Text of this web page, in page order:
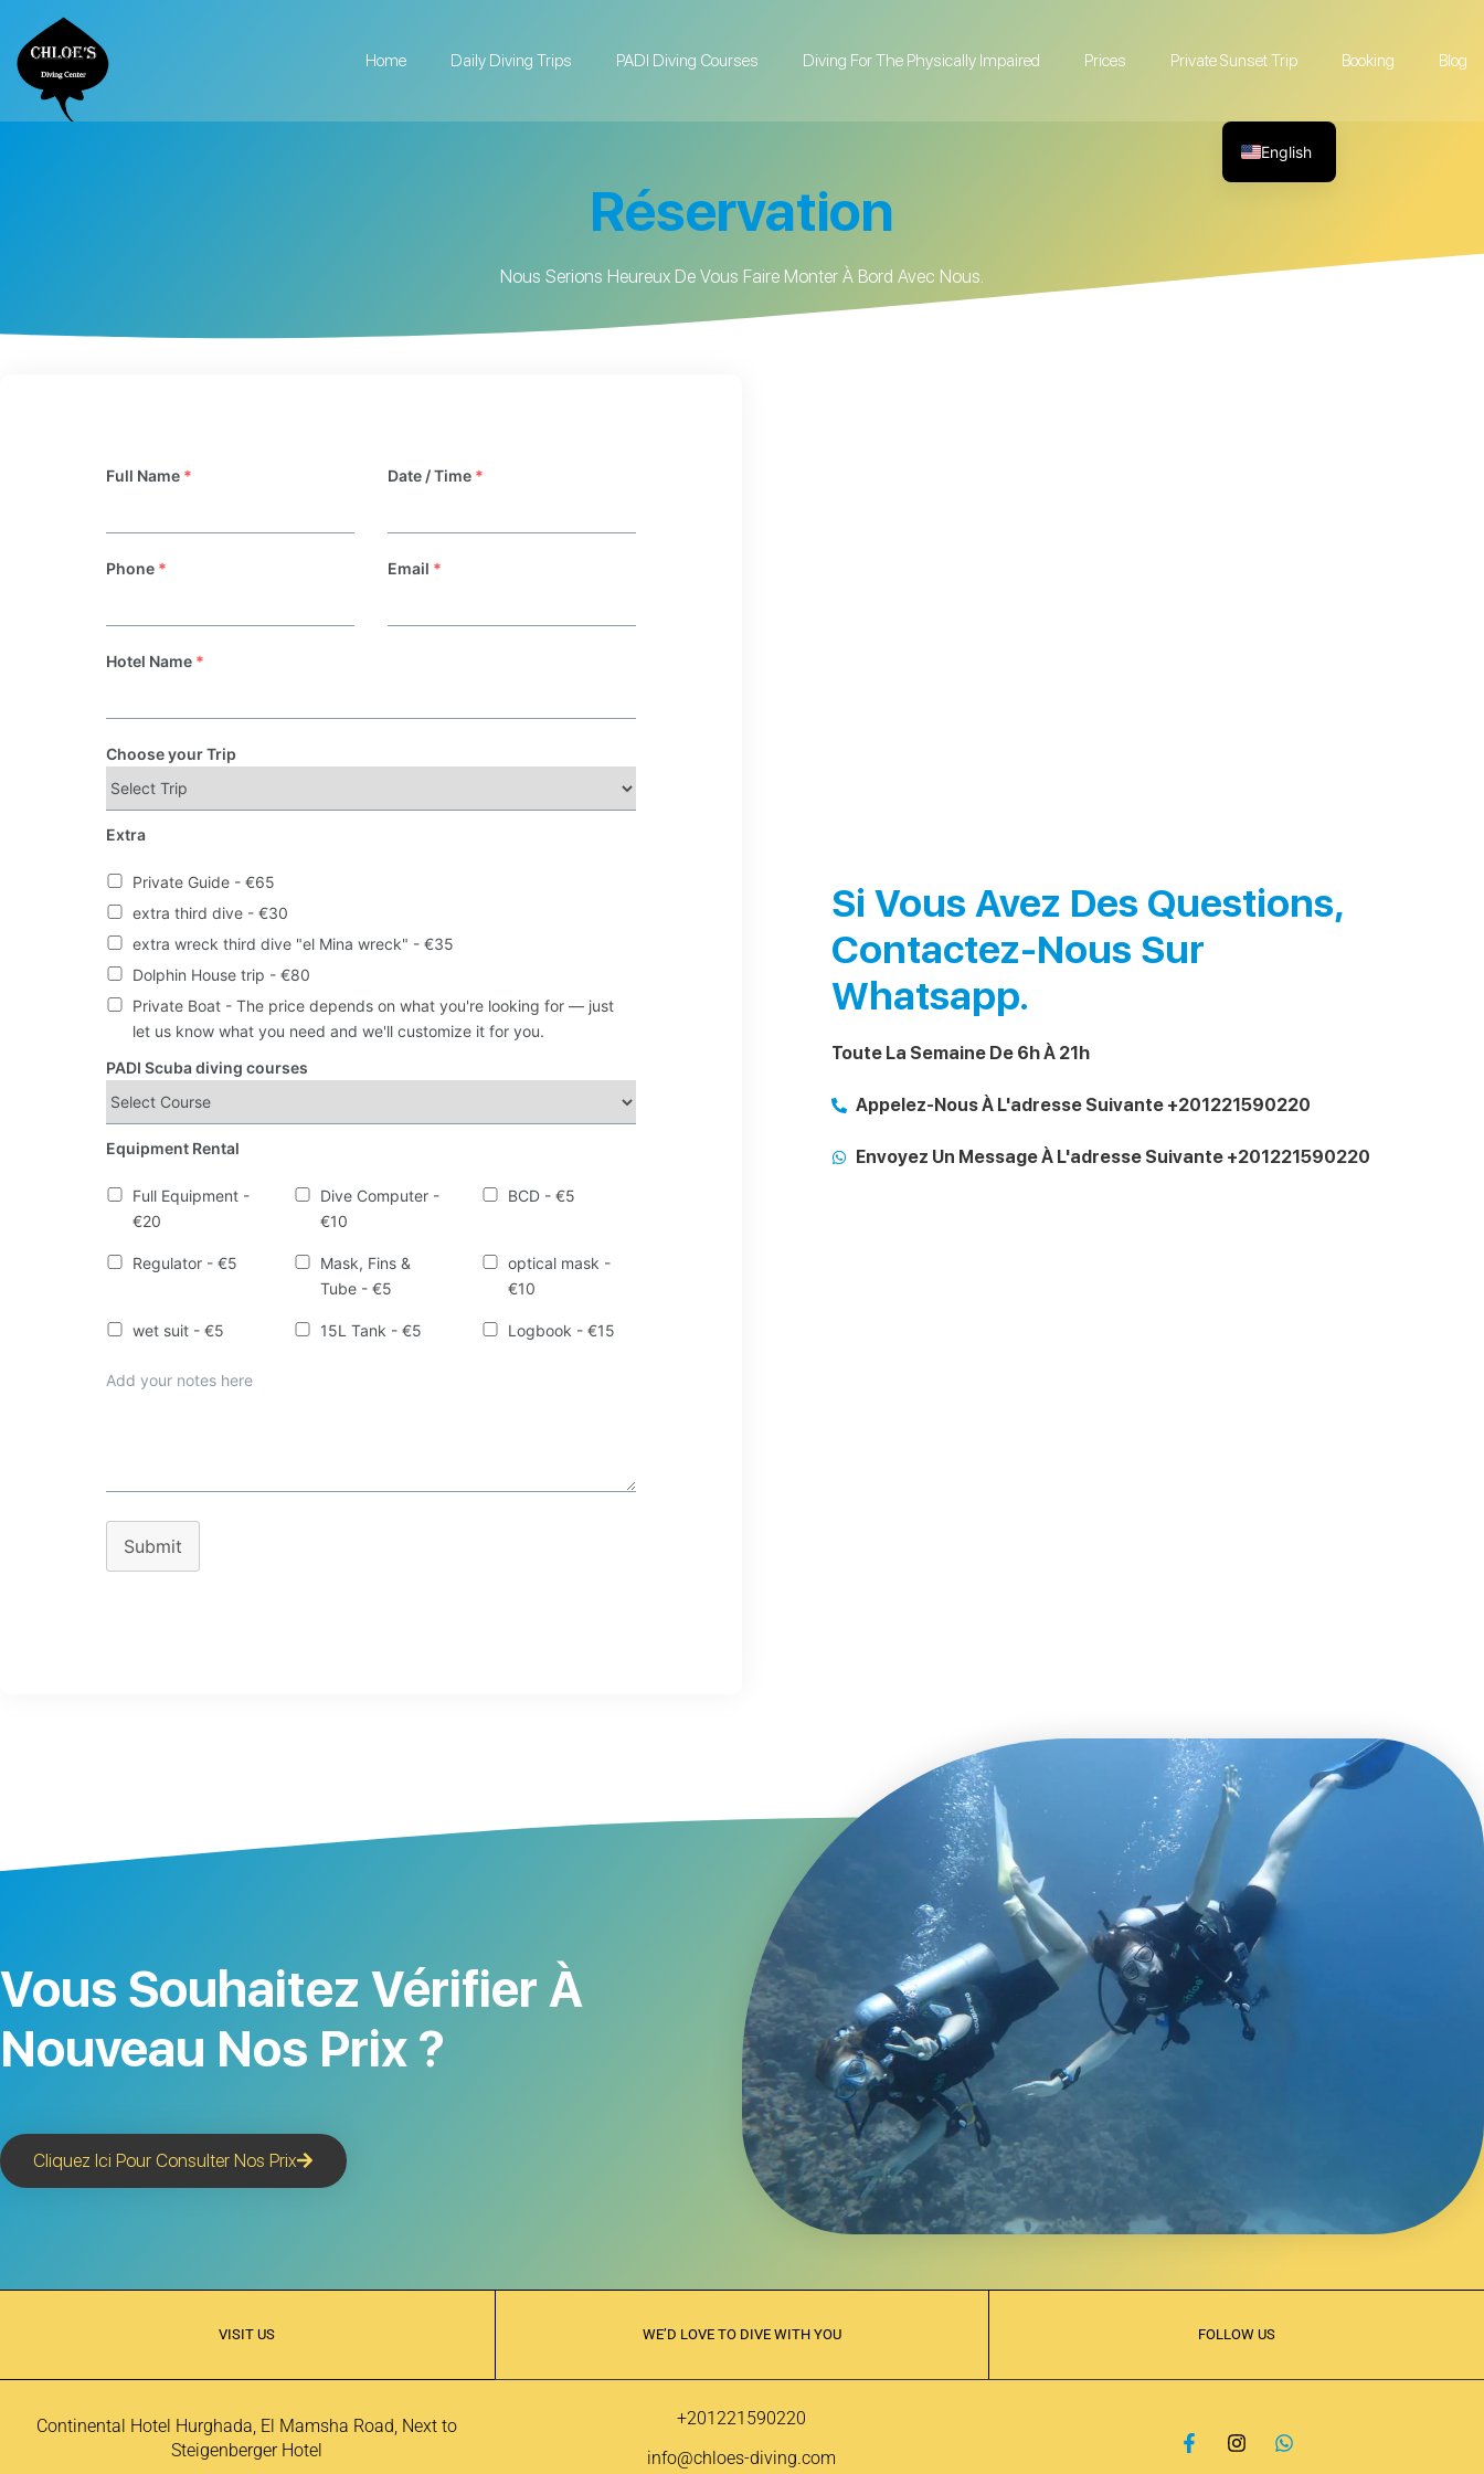
Home Daily Diving Trips PADI Diving Courses Diving For The Physically Impaired Prices Private Sunset Trip Booking Blog
Réservation
Nous Serions Heureux De Vous Faire Monter À Bord Avec Nous.
Full Name *
Phone *
Date / Time *
Email *
Hotel Name *
Choose your Trip
Extra
Private Guide - €65
extra third dive - €30
extra wreck third dive "el Mina wreck" - €35
Dolphin House trip - €80
Private Boat - The price depends on what you're looking for — just
let us know what you need and we'll customize it for you.
PADI Scuba diving courses
Equipment Rental
Full Equipment -
€20
Dive Computer -
€10
BCD - €5
Regulator - €5
Mask, Fins &
Tube - €5
optical mask -
€10
wet suit - €5 15L Tank - €5 Logbook - €15
Submit
Si Vous Avez Des Questions,
Contactez-Nous Sur
Whatsapp.
Toute La Semaine De 6h À 21h
Appelez-Nous À L'adresse Suivante +201221590220
Envoyez Un Message À L'adresse Suivante +201221590220
Vous Souhaitez Vérifier À
Nouveau Nos Prix ?
Cliquez Ici Pour Consulter Nos Prix
VISIT US
Continental Hotel Hurghada, El Mamsha Road, Next to
Steigenberger Hotel
WE’D LOVE TO DIVE WITH YOU
+201221590220
info@chloes-diving.com
FOLLOW US
English
French